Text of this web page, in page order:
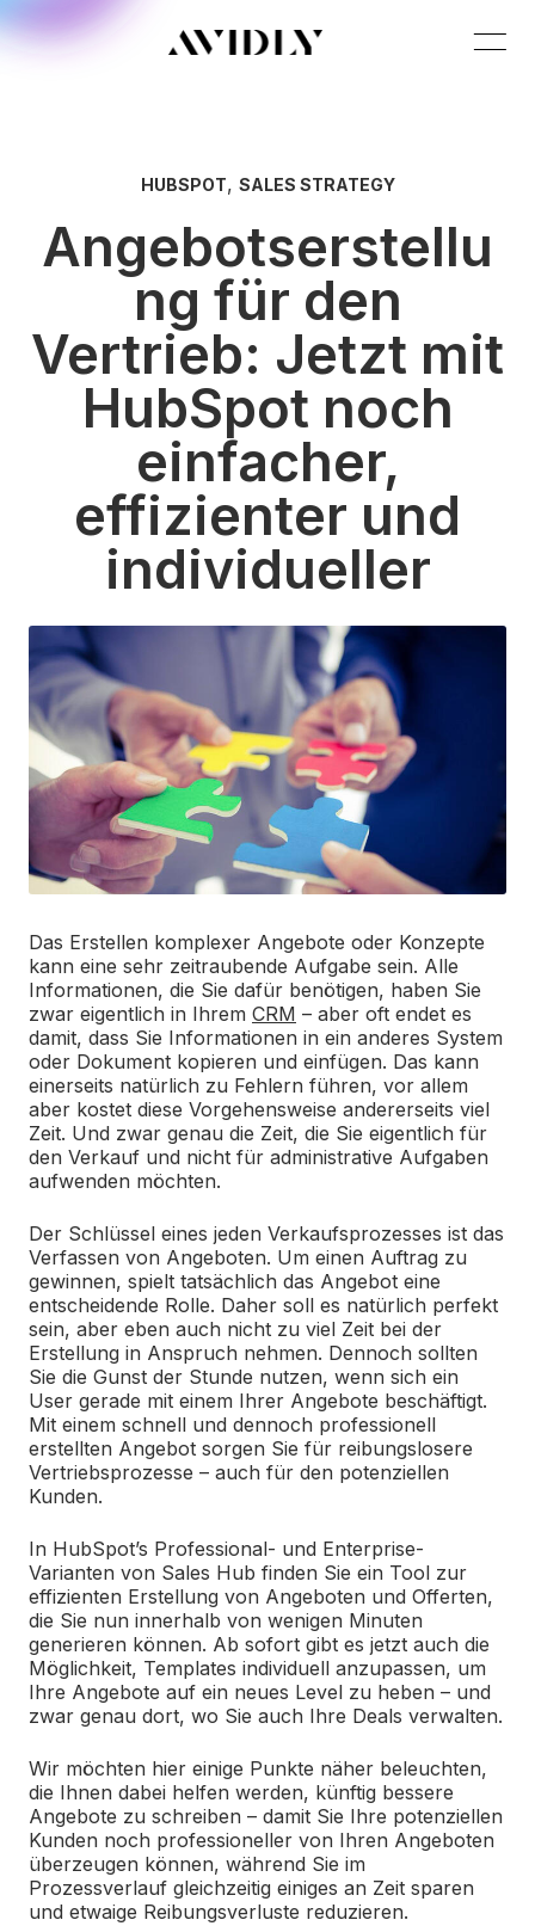
HUBSPOT, SALES STRATEGY
Angebotserstellu
ng für den
Vertrieb: Jetzt mit
HubSpot noch
einfacher,
effizienter und
individueller
Das Erstellen komplexer Angebote oder Konzepte
kann eine sehr zeitraubende Aufgabe sein. Alle
Informationen, die Sie dafür benötigen, haben Sie
zwar eigentlich in Ihrem CRM – aber oft endet es
damit, dass Sie Informationen in ein anderes System
oder Dokument kopieren und einfügen. Das kann
einerseits natürlich zu Fehlern führen, vor allem
aber kostet diese Vorgehensweise andererseits viel
Zeit. Und zwar genau die Zeit, die Sie eigentlich für
den Verkauf und nicht für administrative Aufgaben
aufwenden möchten.
Der Schlüssel eines jeden Verkaufsprozesses ist das
Verfassen von Angeboten. Um einen Auftrag zu
gewinnen, spielt tatsächlich das Angebot eine
entscheidende Rolle. Daher soll es natürlich perfekt
sein, aber eben auch nicht zu viel Zeit bei der
Erstellung in Anspruch nehmen. Dennoch sollten
Sie die Gunst der Stunde nutzen, wenn sich ein
User gerade mit einem Ihrer Angebote beschäftigt.
Mit einem schnell und dennoch professionell
erstellten Angebot sorgen Sie für reibungslosere
Vertriebsprozesse – auch für den potenziellen
Kunden.
In HubSpot’s Professional- und Enterprise-
Varianten von Sales Hub finden Sie ein Tool zur
effizienten Erstellung von Angeboten und Offerten,
die Sie nun innerhalb von wenigen Minuten
generieren können. Ab sofort gibt es jetzt auch die
Möglichkeit, Templates individuell anzupassen, um
Ihre Angebote auf ein neues Level zu heben – und
zwar genau dort, wo Sie auch Ihre Deals verwalten.
Wir möchten hier einige Punkte näher beleuchten,
die Ihnen dabei helfen werden, künftig bessere
Angebote zu schreiben – damit Sie Ihre potenziellen
Kunden noch professioneller von Ihren Angeboten
überzeugen können, während Sie im
Prozessverlauf gleichzeitig einiges an Zeit sparen
und etwaige Reibungsverluste reduzieren.